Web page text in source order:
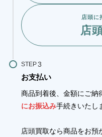
店頭に
店
STEP
お支払い
商品到着後、金額にご納
にお振込み手続きいたし
店頭買取なら商品をお預